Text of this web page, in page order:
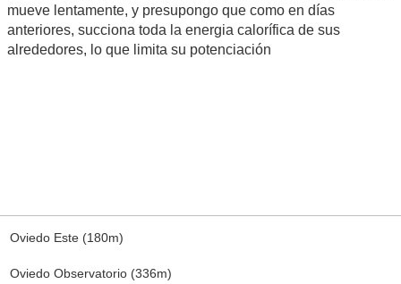
mueve lentamente, y presupongo que como en días
anteriores, succiona toda la energia calorífica de sus
alrededores, lo que limita su potenciación
Oviedo Este (180m)
Oviedo Observatorio (336m)